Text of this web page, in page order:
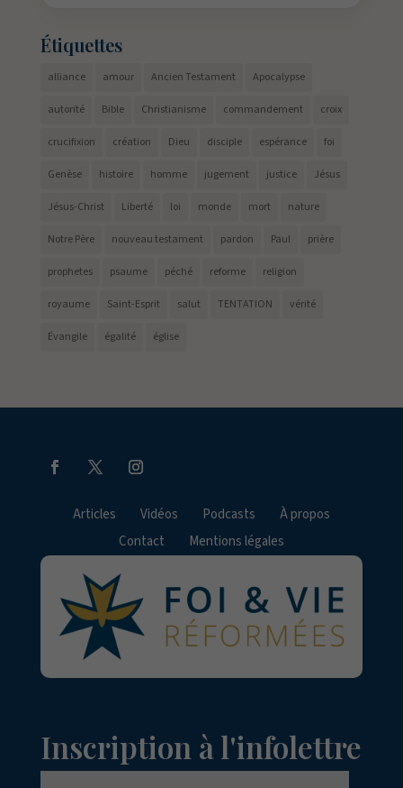
Étiquettes
alliance amour Ancien Testament Apocalypse
autorité Bible Christianisme commandement croix
crucifixion création Dieu disciple espérance foi
Genèse histoire homme jugement justice Jésus
Jésus-Christ Liberté loi monde mort nature
Notre Père nouveau testament pardon Paul prière
prophetes psaume péché reforme religion
royaume Saint-Esprit salut TENTATION vérité
Évangile égalité église
Articles Vidéos Podcasts
À propos
Contact
Mentions légales
Inscription à l'infolettre